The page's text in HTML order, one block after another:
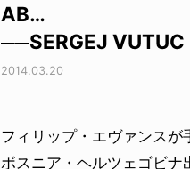
AB…
──SERGEJ VUTUC
2014.03.20
フィリップ・エヴァンス
ボスニア・ヘルツェゴビナ